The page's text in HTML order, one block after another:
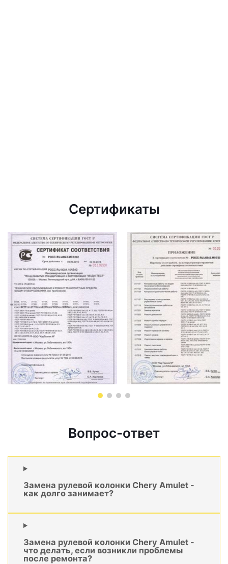
Сертификаты
Вопрос-ответ
Замена рулевой колонки Chery Amulet -
как долго занимает?
Замена рулевой колонки Chery Amulet -
что делать, если возникли проблемы
после ремонта?